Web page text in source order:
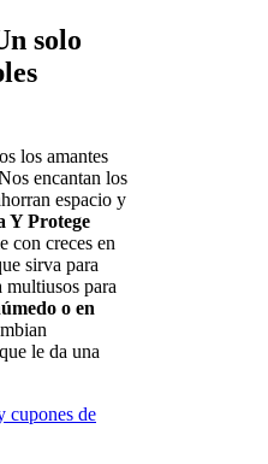
solo
los amantes
encantan los
espacio y
Y Protege
con creces en
sirva para
multiusos para
o en
le da una